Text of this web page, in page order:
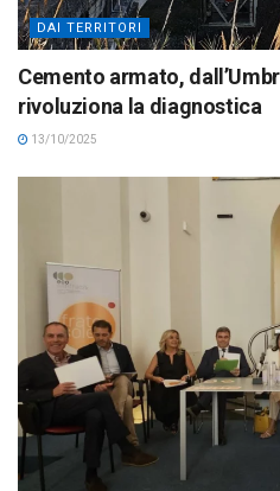
DAI TERRITORI
Cemento armato,
rivoluziona la diagnostica
13/10/2025